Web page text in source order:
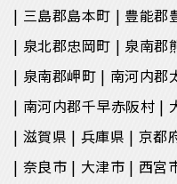
三島郡島本町
豊能郡
泉北郡忠岡町
泉南郡
泉南郡岬町
南河内郡
南河内郡千早赤阪村
滋賀県
兵庫県 京都
奈良市
大津市 西宮